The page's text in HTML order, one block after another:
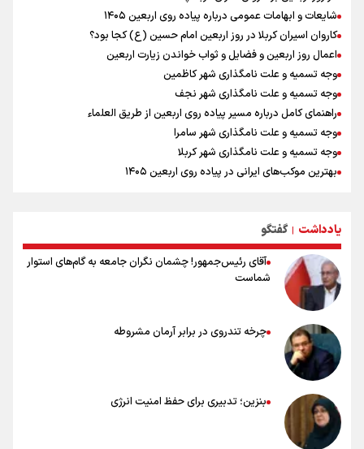
اضافه شدند
شایعات و ابهامات عمومی درباره پیاده روی اربعین ۱۴۰۵
کاروان اسیران کربلا در روز اربعین امام حسین (ع) کجا بود؟
اعمال روز اربعین و فضایل و ثواب خواندن زیارت اربعین
وجه تسمیه و علت نامگذاری شهر کاظمین
وجه تسمیه و علت نامگذاری شهر نجف
راهنمای کامل درباره مسیر پیاده روی اربعین از طریق العلماء
وجه تسمیه و علت نامگذاری شهر سامرا
وجه تسمیه و علت نامگذاری شهر کربلا
بهترین موکب‌های ایرانی در پیاده روی اربعین ۱۴۰۵
۲۰ نکته دوستانه درباره پیاده روی اربعین و عراقی ها
یادداشت | گفتگو
آقای رئیس‌جمهور! چشمان نگران جامعه به گام‌های استوار
شماست
چرخه تندروی در برابر آرمان مشروطه
بنزین؛ تدبیری برای حفظ امنیت انرژی